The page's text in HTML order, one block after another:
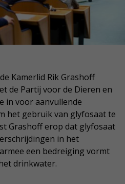
Kamerlid Rik Grashoff
de Partij voor de Dieren en
in voor aanvullende
het gebruik van glyfosaat te
Grashoff erop dat glyfosaat
in het
een bedreiging vormt
drinkwater.